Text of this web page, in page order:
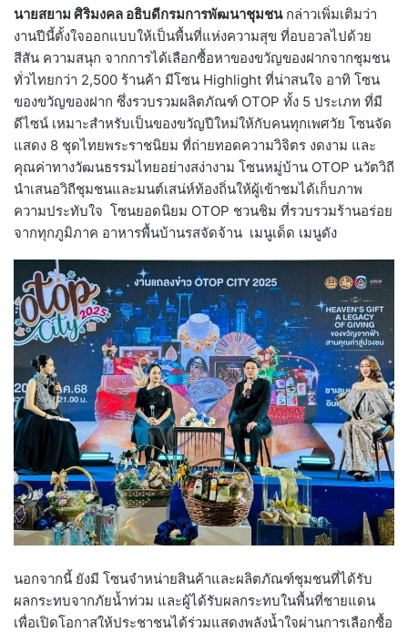
นายสยาม ศิริมงคล อธิบดีกรมการพัฒนาชุมชนกล่าวเพิ่มเติมว่า
งานปีนี้ตั้งใจออกแบบให้เป็นพื้นที่แห่งความสุข ที่อบอวลไปด้วย
สีสัน ความสนุก จากการได้เลือกซื้อหาของขวัญของฝากจากชุมชน
ทั่วไทยกว่า 2,500 ร้านค้า มีโซน Highlight ที่น่าสนใจ อาทิ โซน
ของขวัญของฝาก ซึ่งรวบรวมผลิตภัณฑ์ OTOP ทั้ง 5 ประเภท ที่มี
ดีไซน์ เหมาะสำหรับเป็นของขวัญปีใหม่ให้กับคนทุกเพศวัย โซนจัด
แสดง 8 ชุดไทยพระราชนิยม ที่ถ่ายทอดความวิจิตร งดงาม และ
คุณค่าทางวัฒนธรรมไทยอย่างสง่างาม โซนหมู่บ้าน OTOP นวัตวิถี
นำเสนอวิถีชุมชนและมนต์เสน่ห์ท้องถิ่นให้ผู้เข้าชมได้เก็บภาพ
ความประทับใจ โซนยอดนิยม OTOP ชวนชิม ที่รวบรวมร้านอร่อย
จากทุกภูมิภาค อาหารพื้นบ้านรสจัดจ้าน เมนูเด็ด เมนูดัง
นอกจากนี้ ยังมี โซนจำหน่ายสินค้าและผลิตภัณฑ์ชุมชนที่ได้รับ
ผลกระทบจากภัยน้ำท่วม และผู้ได้รับผลกระทบในพื้นที่ชายแดน
เพื่อเปิดโอกาสให้ประชาชนได้ร่วมแสดงพลังน้ำใจผ่านการเลือกซื้อ